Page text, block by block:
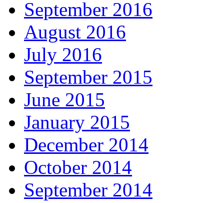
September 2016
August 2016
July 2016
September 2015
June 2015
January 2015
December 2014
October 2014
September 2014